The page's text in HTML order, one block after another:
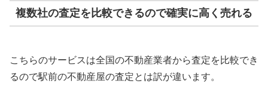
複数社の査定を比較できるので確実に高く売れる
こちらのサービスは全国の不動産業者から査定を比較でき
るので駅前の不動産屋の査定とは訳が違います。